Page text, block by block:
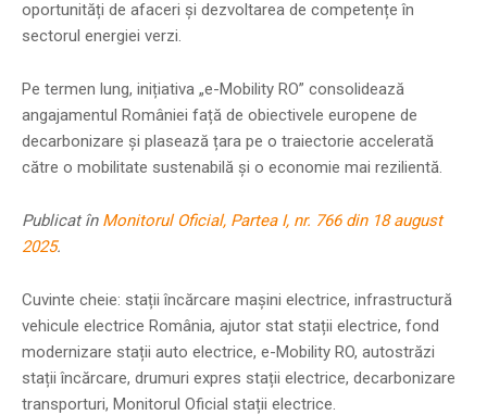
oportunități de afaceri și dezvoltarea de competențe în
sectorul energiei verzi.
Pe termen lung, inițiativa „e-Mobility RO” consolidează
angajamentul României față de obiectivele europene de
decarbonizare și plasează țara pe o traiectorie accelerată
către o mobilitate sustenabilă și o economie mai rezilientă.
Publicat în Monitorul Oficial, Partea I, nr. 766 din 18 august
2025.
Cuvinte cheie: stații încărcare mașini electrice, infrastructură
vehicule electrice România, ajutor stat stații electrice, fond
modernizare stații auto electrice, e-Mobility RO, autostrăzi
stații încărcare, drumuri expres stații electrice, decarbonizare
transporturi, Monitorul Oficial stații electrice.